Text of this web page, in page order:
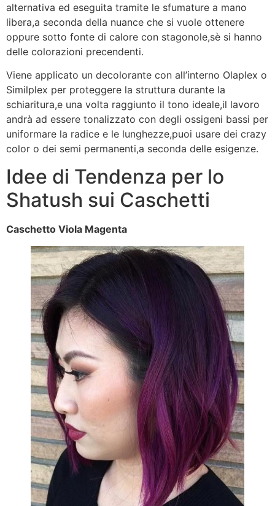
alternativa ed eseguita tramite le sfumature a mano
libera,a seconda della nuance che si vuole ottenere
oppure sotto fonte di calore con stagonole,sè si hanno
delle colorazioni precendenti.
Viene applicato un decolorante con all’interno Olaplex o
Similplex per proteggere la struttura durante la
schiaritura,e una volta raggiunto il tono ideale,il lavoro
andrà ad essere tonalizzato con degli ossigeni bassi per
uniformare la radice e le lunghezze,puoi usare dei crazy
color o dei semi permanenti,a seconda delle esigenze.
Idee di Tendenza per lo
Shatush sui Caschetti
Caschetto Viola Magenta